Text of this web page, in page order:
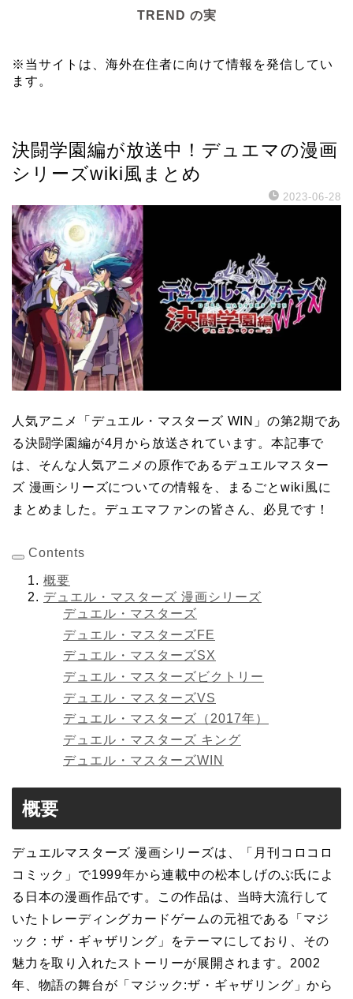
TREND の実
※当サイトは、海外在住者に向けて情報を発信してい
ます。
決闘学園編が放送中！デュエマの漫画
シリーズwiki風まとめ
2023-06-28
人気アニメ「デュエル・マスターズ WIN」の第2期であ
る決闘学園編が4月から放送されています。本記事で
は、そんな人気アニメの原作であるデュエルマスター
ズ 漫画シリーズについての情報を、まるごとwiki風に
まとめました。デュエマファンの皆さん、必見です！
Contents
概要
デュエル・マスターズ 漫画シリーズ
デュエル・マスターズ
デュエル・マスターズFE
デュエル・マスターズSX
デュエル・マスターズビクトリー
デュエル・マスターズVS
デュエル・マスターズ（2017年）
デュエル・マスターズ キング
デュエル・マスターズWIN
概要
デュエルマスターズ 漫画シリーズは、「月刊コロコロ
コミック」で1999年から連載中の松本しげのぶ氏によ
る日本の漫画作品です。この作品は、当時大流行して
いたトレーディングカードゲームの元祖である「マジ
ック：ザ・ギャザリング」をテーマにしており、その
魅力を取り入れたストーリーが展開されます。2002
年、物語の舞台が「マジック:ザ・ギャザリング」から